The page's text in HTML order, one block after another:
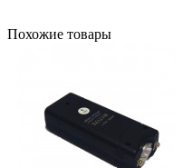
Похожие товары